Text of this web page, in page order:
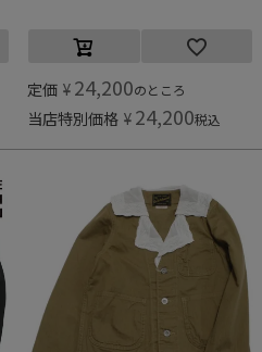
定価 ¥ 24,200のところ
当店特別価格 ¥ 24,200税込